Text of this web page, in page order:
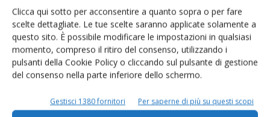
Clicca qui sotto per acconsentire a quanto sopra o per fare
scelte dettagliate. Le tue scelte saranno applicate solamente a
questo sito. È possibile modificare le impostazioni in qualsiasi
momento, compreso il ritiro del consenso, utilizzando i
pulsanti della Cookie Policy o cliccando sul pulsante di gestione
del consenso nella parte inferiore dello schermo.
Gestisci 1380 fornitori Per saperne di più su questi scopi